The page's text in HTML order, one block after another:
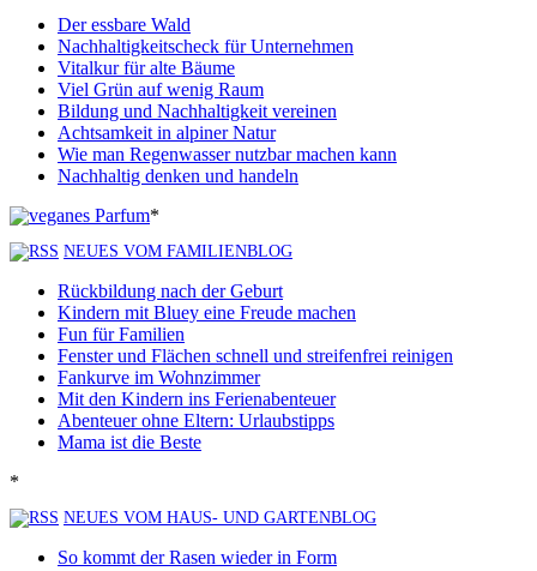
Der essbare Wald
Nachhaltigkeitscheck für Unternehmen
Vitalkur für alte Bäume
Viel Grün auf wenig Raum
Bildung und Nachhaltigkeit vereinen
Achtsamkeit in alpiner Natur
Wie man Regenwasser nutzbar machen kann
Nachhaltig denken und handeln
*
NEUES VOM FAMILIENBLOG
Rückbildung nach der Geburt
Kindern mit Bluey eine Freude machen
Fun für Familien
Fenster und Flächen schnell und streifenfrei reinigen
Fankurve im Wohnzimmer
Mit den Kindern ins Ferienabenteuer
Abenteuer ohne Eltern: Urlaubstipps
Mama ist die Beste
*
NEUES VOM HAUS- UND GARTENBLOG
So kommt der Rasen wieder in Form